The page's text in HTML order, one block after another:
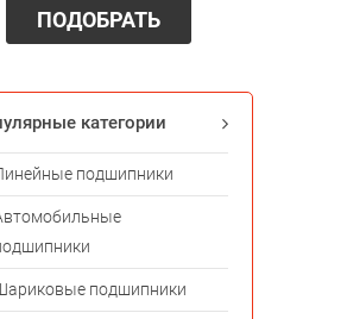
ПОДОБРАТЬ
категории
подшипники
подшипники